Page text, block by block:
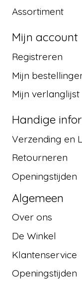
Assortiment
Mijn account
Registreren
Mijn
Mijn verlanglijst
Handige
Verzending en
Retourneren
Openingstijden
Algemeen
Over ons
De Winkel
Klantenservice
Openingstijden